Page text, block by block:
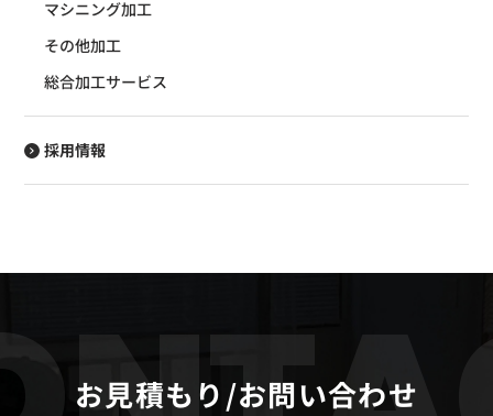
マシニング加工
その他加工
総合加工サービス
採用情報
お見積もり /お問い合わせ